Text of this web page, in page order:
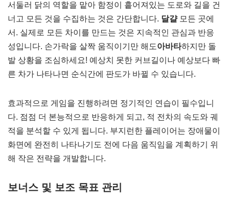
서둘러 닭의 역할을 맡아 함정이 흩어져있는 도로와 길을 건
너고 모든 것을 수집하는 것은 간단합니다. 달걀모든 곳에
서. 실제로 모든 차이를 만드는 것은 지속적인 관심과 반응
성입니다. 손가락을 살짝 움직이기만 해도아바타하지만 돌
발 상황을 조심하세요! 예상치 못한 커브길이나 예상보다 빠
른 차가 나타나면 순식간에 판도가 바뀔 수 있습니다.
효과적으로 게임을 진행하려면 정기적인 연습이 필수입니
다. 점점 더 본능적으로 반응하게 되고, 적 전차의 속도와 궤
적을 분석할 수 있게 됩니다. 부지런한 플레이어는 장애물이
화면에 완전히 나타나기도 전에 다음 움직임을 계획하기 위
해 작은 전략을 개발합니다.
보너스 및 보조 목표 관리